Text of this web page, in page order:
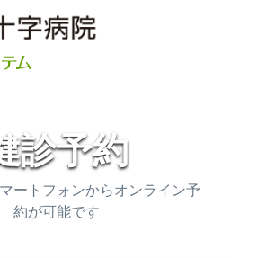
診予約
ートフォンからオンライン予
約が可能です